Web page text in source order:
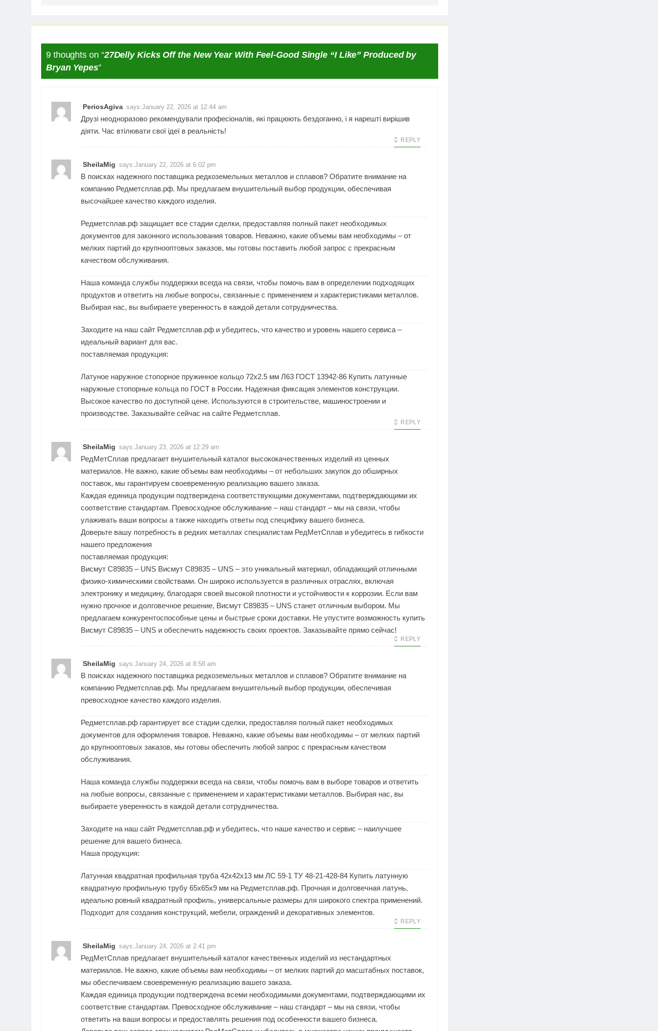
9 thoughts on “27Delly Kicks Off the New Year With Feel-Good Single “I Like” Produced by
Bryan Yepes”
PeriosAgiva says:January 22, 2026 at 12:44 am
Друзі неодноразово рекомендували професіоналів, які працюють бездоганно, і я нарешті вирішив
діяти. Час втілювати свої ідеї в реальність!
REPLY
SheilaMig says:January 22, 2026 at 6:02 pm
В поисках надежного поставщика редкоземельных металлов и сплавов? Обратите внимание на
компанию Редметсплав.рф. Мы предлагаем внушительный выбор продукции, обеспечивая
высочайшее качество каждого изделия.
Редметсплав.рф защищает все стадии сделки, предоставляя полный пакет необходимых
документов для законного использования товаров. Неважно, какие объемы вам необходимы – от
мелких партий до крупнооптовых заказов, мы готовы поставить любой запрос с прекрасным
качеством обслуживания.
Наша команда службы поддержки всегда на связи, чтобы помочь вам в определении подходящих
продуктов и ответить на любые вопросы, связанные с применением и характеристиками металлов.
Выбирая нас, вы выбираете уверенность в каждой детали сотрудничества.
Заходите на наш сайт Редметсплав.рф и убедитесь, что качество и уровень нашего сервиса –
идеальный вариант для вас.
поставляемая продукция:
Латуное наружное стопорное пружинное кольцо 72х2.5 мм Л63 ГОСТ 13942-86 Купить латунные
наружные стопорные кольца по ГОСТ в России. Надежная фиксация элементов конструкции.
Высокое качество по доступной цене. Используются в строительстве, машиностроении и
производстве. Заказывайте сейчас на сайте Редметсплав.
REPLY
SheilaMig says:January 23, 2026 at 12:29 am
РедМетСплав предлагает внушительный каталог высококачественных изделий из ценных
материалов. Не важно, какие объемы вам необходимы – от небольших закупок до обширных
поставок, мы гарантируем своевременную реализацию вашего заказа.
Каждая единица продукции подтверждена соответствующими документами, подтверждающими их
соответствие стандартам. Превосходное обслуживание – наш стандарт – мы на связи, чтобы
улаживать ваши вопросы а также находить ответы под специфику вашего бизнеса.
Доверьте вашу потребность в редких металлах специалистам РедМетСплав и убедитесь в гибкости
нашего предложения
поставляемая продукция:
Висмут C89835 – UNS Висмут C89835 – UNS – это уникальный материал, обладающий отличными
физико-химическими свойствами. Он широко используется в различных отраслях, включая
электронику и медицину, благодаря своей высокой плотности и устойчивости к коррозии. Если вам
нужно прочное и долговечное решение, Висмут C89835 – UNS станет отличным выбором. Мы
предлагаем конкурентоспособные цены и быстрые сроки доставки. Не упустите возможность купить
Висмут C89835 – UNS и обеспечить надежность своих проектов. Заказывайте прямо сейчас!
REPLY
SheilaMig says:January 24, 2026 at 8:58 am
В поисках надежного поставщика редкоземельных металлов и сплавов? Обратите внимание на
компанию Редметсплав.рф. Мы предлагаем внушительный выбор продукции, обеспечивая
превосходное качество каждого изделия.
Редметсплав.рф гарантирует все стадии сделки, предоставляя полный пакет необходимых
документов для оформления товаров. Неважно, какие объемы вам необходимы – от мелких партий
до крупнооптовых заказов, мы готовы обеспечить любой запрос с прекрасным качеством
обслуживания.
Наша команда службы поддержки всегда на связи, чтобы помочь вам в выборе товаров и ответить
на любые вопросы, связанные с применением и характеристиками металлов. Выбирая нас, вы
выбираете уверенность в каждой детали сотрудничества.
Заходите на наш сайт Редметсплав.рф и убедитесь, что наше качество и сервис – наилучшее
решение для вашего бизнеса.
Наша продукция:
Латунная квадратная профильная труба 42х42х13 мм ЛС 59-1 ТУ 48-21-428-84 Купить латунную
квадратную профильную трубу 65х65х9 мм на Редметсплав.рф. Прочная и долговечная латунь,
идеально ровный квадратный профиль, универсальные размеры для широкого спектра применений.
Подходит для создания конструкций, мебели, ограждений и декоративных элементов.
REPLY
SheilaMig says:January 24, 2026 at 2:41 pm
РедМетСплав предлагает внушительный каталог качественных изделий из нестандартных
материалов. Не важно, какие объемы вам необходимы – от мелких партий до масштабных поставок,
мы обеспечиваем своевременную реализацию вашего заказа.
Каждая единица продукции подтверждена всеми необходимыми документами, подтверждающими их
соответствие стандартам. Превосходное обслуживание – наш стандарт – мы на связи, чтобы
ответить на ваши вопросы и предоставлять решения под особенности вашего бизнеса.